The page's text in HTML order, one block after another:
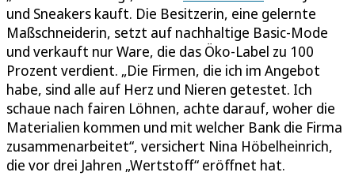
und Sneakers kauft. Die Besitzerin, eine gelernte
Maßschneiderin, setzt auf nachhaltige Basic-Mode
und verkauft nur Ware, die das Öko-Label zu 100
Prozent verdient. „Die Firmen, die ich im Angebot
habe, sind alle auf Herz und Nieren getestet. Ich
schaue nach fairen Löhnen, achte darauf, woher die
Materialien kommen und mit welcher Bank die Firma
zusammenarbeitet“, versichert Nina Höbelheinrich,
die vor drei Jahren „Wertstoff“ eröffnet hat.